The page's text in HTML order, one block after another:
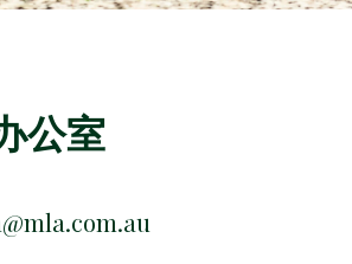
公室